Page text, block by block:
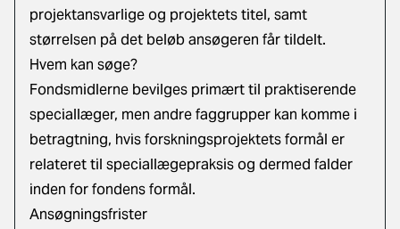
projektansvarlige og projektets titel, samt
størrelsen på det beløb ansøgeren får tildelt.
Hvem kan søge?
Fondsmidlerne bevilges primært til praktiserende
speciallæger, men andre faggrupper kan komme i
betragtning, hvis forskningsprojektets formål er
relateret til speciallægepraksis og dermed falder
inden for fondens formål.
Ansøgningsfrister